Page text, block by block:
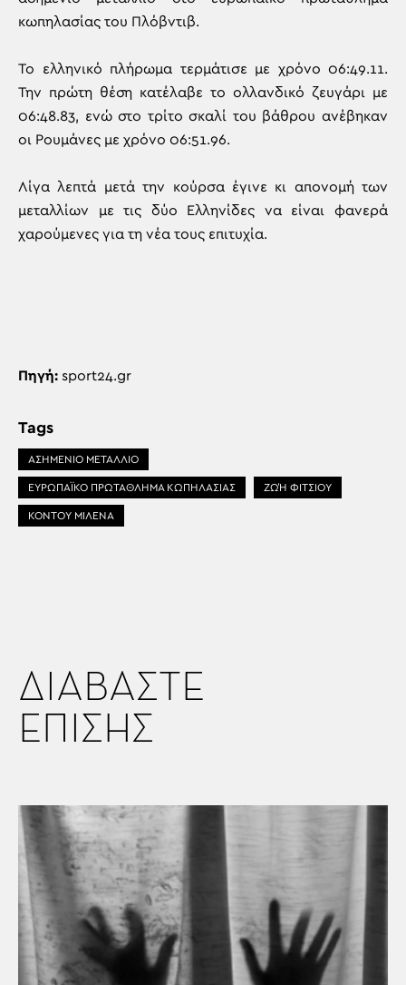
κωπηλασίας του Πλόβντιβ.
Το ελληνικό πλήρωμα τερμάτισε με χρόνο 06:49.11.
Την πρώτη θέση κατέλαβε το ολλανδικό ζευγάρι με
06:48.83, ενώ στο τρίτο σκαλί του βάθρου ανέβηκαν
οι Ρουμάνες με χρόνο 06:51.96.
Λίγα λεπτά μετά την κούρσα έγινε κι απονομή των
μεταλλίων με τις δύο Ελληνίδες να είναι φανερά
χαρούμενες για τη νέα τους επιτυχία.
Πηγή: sport24.gr
Tags
ΑΣΗΜΕΝΙΟ ΜΕΤΑΛΛΙΟ
ΕΥΡΩΠΑΪΚΟ ΠΡΩΤΑΘΛΗΜΑ ΚΩΠΗΛΑΣΊΑΣ ΖΩΉ ΦΊΤΣΙΟΥ
ΚΟΝΤΟΥ ΜΙΛΕΝΑ
ΔΙΑΒΑΣΤΕ
ΕΠΙΣΗΣ